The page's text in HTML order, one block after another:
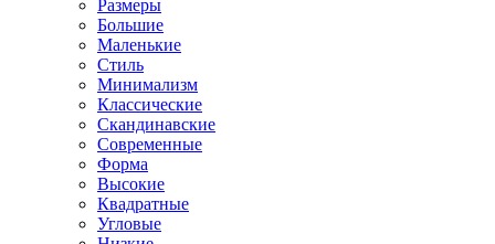
Размеры
Большие
Маленькие
Стиль
Минимализм
Классические
Скандинавские
Современные
Форма
Высокие
Квадратные
Угловые